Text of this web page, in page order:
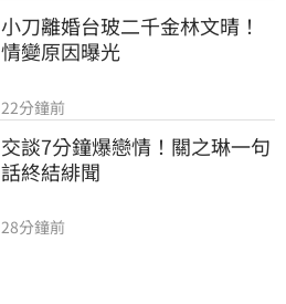
小刀離婚台玻二千金林文晴！
情變原因曝光
22分鐘前
交談7分鐘爆戀情！關之琳一句
話終結緋聞
28分鐘前